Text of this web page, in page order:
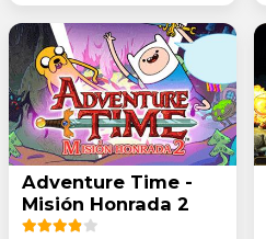
Adventure Time -
Misión Honrada 2